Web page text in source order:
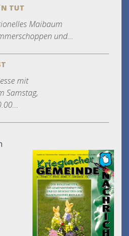
TUT
Maibaum
und...
mit
Samstag,